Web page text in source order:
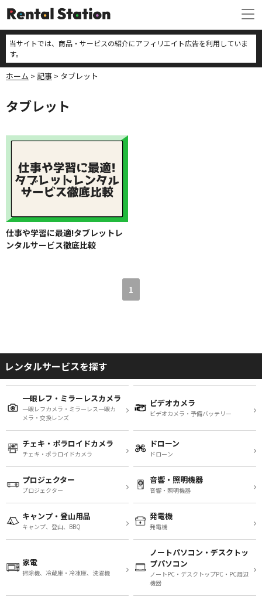
当サイトでは、商品・サービスの紹介にアフィリエイト広告を利用していま
す。
ホーム 記事 タブレット
タブレット
仕事や学習に最適!タブレットレ
ンタルサービス徹底比較
1
レンタルサービスを探す
一眼レフ・ミラーレスカメラ
一眼レフカメラ・ミラーレス一眼カ
メラ・交換レンズ
ビデオカメラ
ビデオカメラ・予備バッテリー
チェキ・ポラロイドカメラ
チェキ・ポラロイドカメラ
ドローン
ドローン
プロジェクター
プロジェクター
音響・照明機器
音響・照明機器
キャンプ・登山用品
キャンプ、登山、BBQ
発電機
発電機
家電
掃除機、冷蔵庫・冷凍庫、洗濯機
ノートパソコン・デスクトッ
プパソコン
ノートPC・デスクトップPC・PC周辺
機器